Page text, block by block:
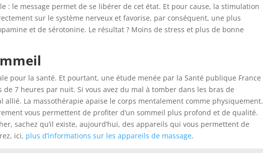
: le message permet de se libérer de cet état. Et pour cause, la stimulation
sur le système nerveux et favorise, par conséquent, une plus
et de sérotonine. Le résultat ? Moins de stress et plus de bonne
pour la santé. Et pourtant, une étude menée par la Santé publique France
7 heures par nuit. Si vous avez du mal à tomber dans les bras de
allié. La massothérapie apaise le corps mentalement comme physiquement.
vous permettent de profiter d’un sommeil plus profond et de qualité.
sachez qu’il existe, aujourd’hui, des appareils qui vous permettent de
ici, plus d’informations sur les appareils de massage.